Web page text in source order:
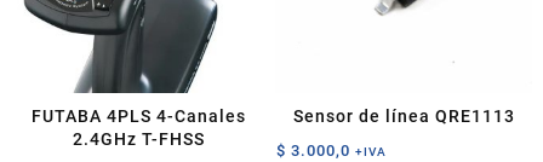
FUTABA 4PLS 4-Canales
2.4GHz T-FHSS
Sensor de línea QRE1113
$ 3.000,0 +IVA